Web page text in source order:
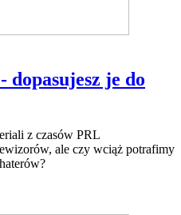
dopasujesz je do
z czasów PRL
ale czy wciąż potrafimy